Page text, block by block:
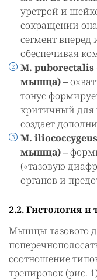
уретрой и
сокращении
сегмент
обеспечивая
M.
мышца) –
тонус
критичный для
создает
M.
мышца) –
(«тазовую
органов и
2.2. Гистология
Мышцы тазового
соотношение
тренировок (рис.